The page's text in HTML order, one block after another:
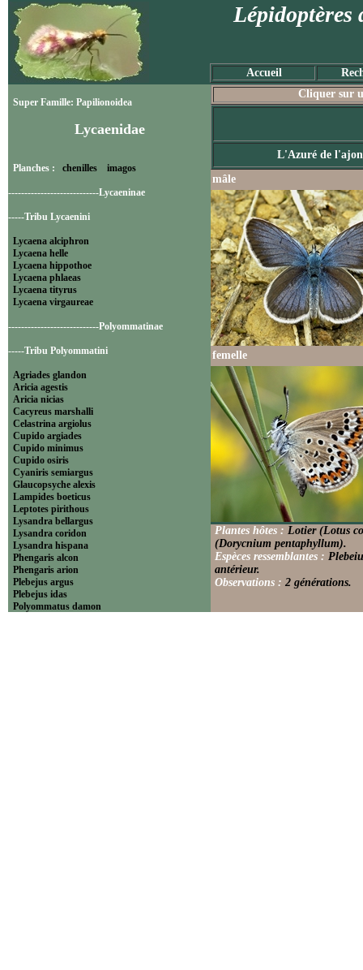
Lépidoptères
Accueil
Super Famille: Papilionoidea
Lycaenidae
Planches : chenilles imagos
----------------------------Lycaeninae
-----Tribu Lycaenini
Lycaena alciphron
Lycaena helle
Lycaena hippothoe
Lycaena phlaeas
Lycaena tityrus
Lycaena virgaureae
----------------------------Polyommatinae
-----Tribu Polyommatini
Agriades glandon
Aricia agestis
Aricia nicias
Cacyreus marshalli
Celastrina argiolus
Cupido argiades
Cupido minimus
Cupido osiris
Cyaniris semiargus
Glaucopsyche alexis
Lampides boeticus
Leptotes pirithous
Lysandra bellargus
Lysandra coridon
Lysandra hispana
Phengaris alcon
Phengaris arion
Plebejus argus
Plebejus idas
Polyommatus damon
Cliquer sur
L'Azuré de
mâle
femelle
Plantes hôtes : Lotier (Lotus
(Dorycnium pentaphyllum).
Espèces ressemblantes :
antérieur.
Observations : 2 générations.